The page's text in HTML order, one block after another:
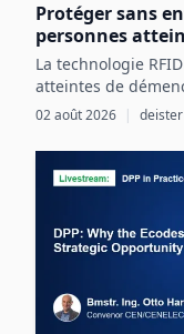
Protéger sans
personnes
La technologie
atteintes de
renforcée et liberté
02 août 2026